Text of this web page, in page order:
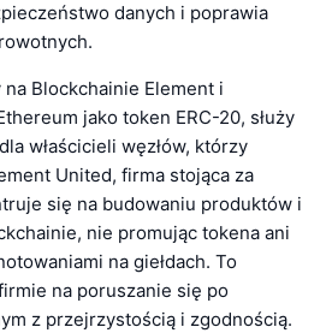
danych i poprawia
Blockchainie Element i
jako token ERC-20, służy
właścicieli węzłów, którzy
United, firma stojąca za
się na budowaniu produktów i
nie promując tokena ani
na giełdach. To
na poruszanie się po
z przejrzystością i zgodnością.